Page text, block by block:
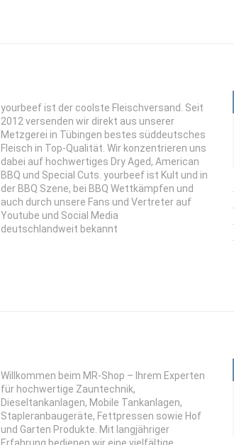
yourbeef ist der coolste Fleischversand. Seit
2012 versenden wir direkt aus unserer
Metzgerei in Tübingen bestes süddeutsches
Fleisch in Top-Qualität. Wir konzentrieren uns
dabei auf hochwertiges Dry Aged, American
BBQ und Special Cuts. yourbeef ist Kult und in
der BBQ Szene, bei BBQ Wettkämpfen und
auch durch unsere Fans und Vertreter auf
Youtube und Social Media
deutschlandweit bekannt
Willkommen beim MR-Shop – Ihrem Experten
für hochwertige Zauntechnik,
Dieseltankanlagen, Mobile Tankanlagen,
Stapleranbaugeräte, Fettpressen sowie Hof
und Garten Produkte. Mit langjähriger